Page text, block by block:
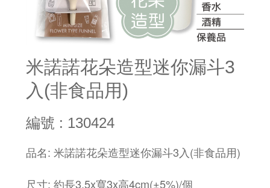
米諾諾花朵造型迷你漏斗3
入(非食品用)
編號 : 130424
品名: 米諾諾花朵造型迷你漏斗3入(非食品用)
尺寸: 約長3.5x寬3x高4cm(±5%)/個